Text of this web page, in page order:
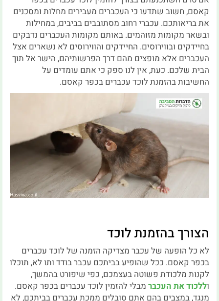
קאסם, חשוב שתדעו כי העכברים מעבירים מחלות ומסכנים
את בריאותכם. עכברי רחוב מסתובבים בביבים, במחילות
ובשאר מקומות מזוהמים. באותם מקומות העכברים נדבקים
בחיידקים ובווירוסים. החיידקים והווירוסים לא נשארים אצל
העכברים אלא מופצים מהם דרך הפרשותיהם, הישר אל תוך
הבית שלכם. כעת, אין לנו ספק כי אתם עומדים על
החשיבות בהזמנת לוכד עכברים בכפר קאסם.
הצורך בהזמנת לוכד
לא כל הופעה של עכבר מצדיקה הזמנה של לוכד עכברים
בכפר קאסם. ככל שהופיע בביתכם עכבר בודד ותו לא, תוכלו
לקנות מלכודת פשוטה בעצמכם, כפי שיפורט בהמשך,
וללכוד את העכבר מבלי להזמין לוכד עכברים בכפר קאסם.
מנגד, במצבים בהם אתם סובלים ממכת עכברים בביתכם, לא